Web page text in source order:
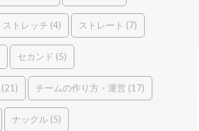
ストレッチ (4) ストレート (7)
セカンド (5)
(21) チームの作り方・運営 (17)
ナックル (5)